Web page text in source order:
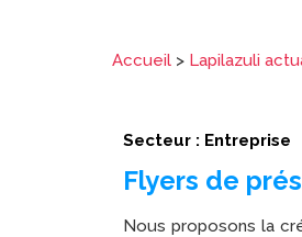
Accueil > Lapilazuli
Secteur : Entreprise
Flyers de
Nous proposons la